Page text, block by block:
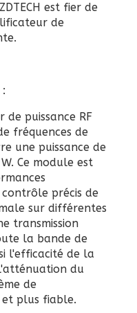
est fier de
de
puissance RF
fréquences de
une puissance de
Ce module est
précis de
sur différentes
transmission
la bande de
l'efficacité de la
du
de
plus fiable.